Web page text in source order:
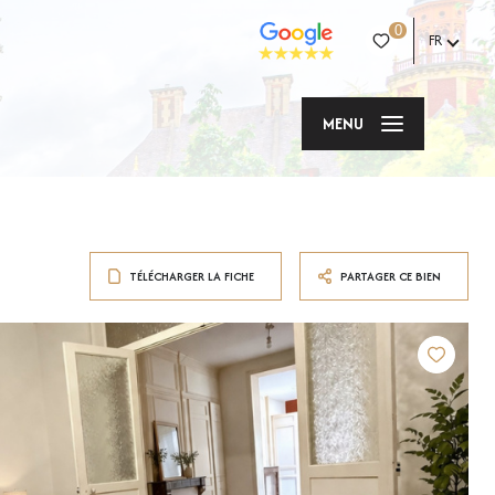
0 FR
MENU
TÉLÉCHARGER LA FICHE PARTAGER CE BIEN